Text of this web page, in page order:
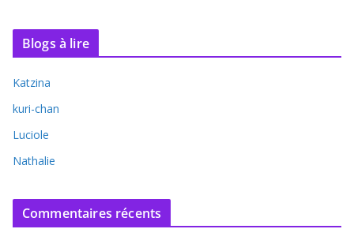
Blogs à lire
Katzina
kuri-chan
Luciole
Nathalie
Commentaires récents